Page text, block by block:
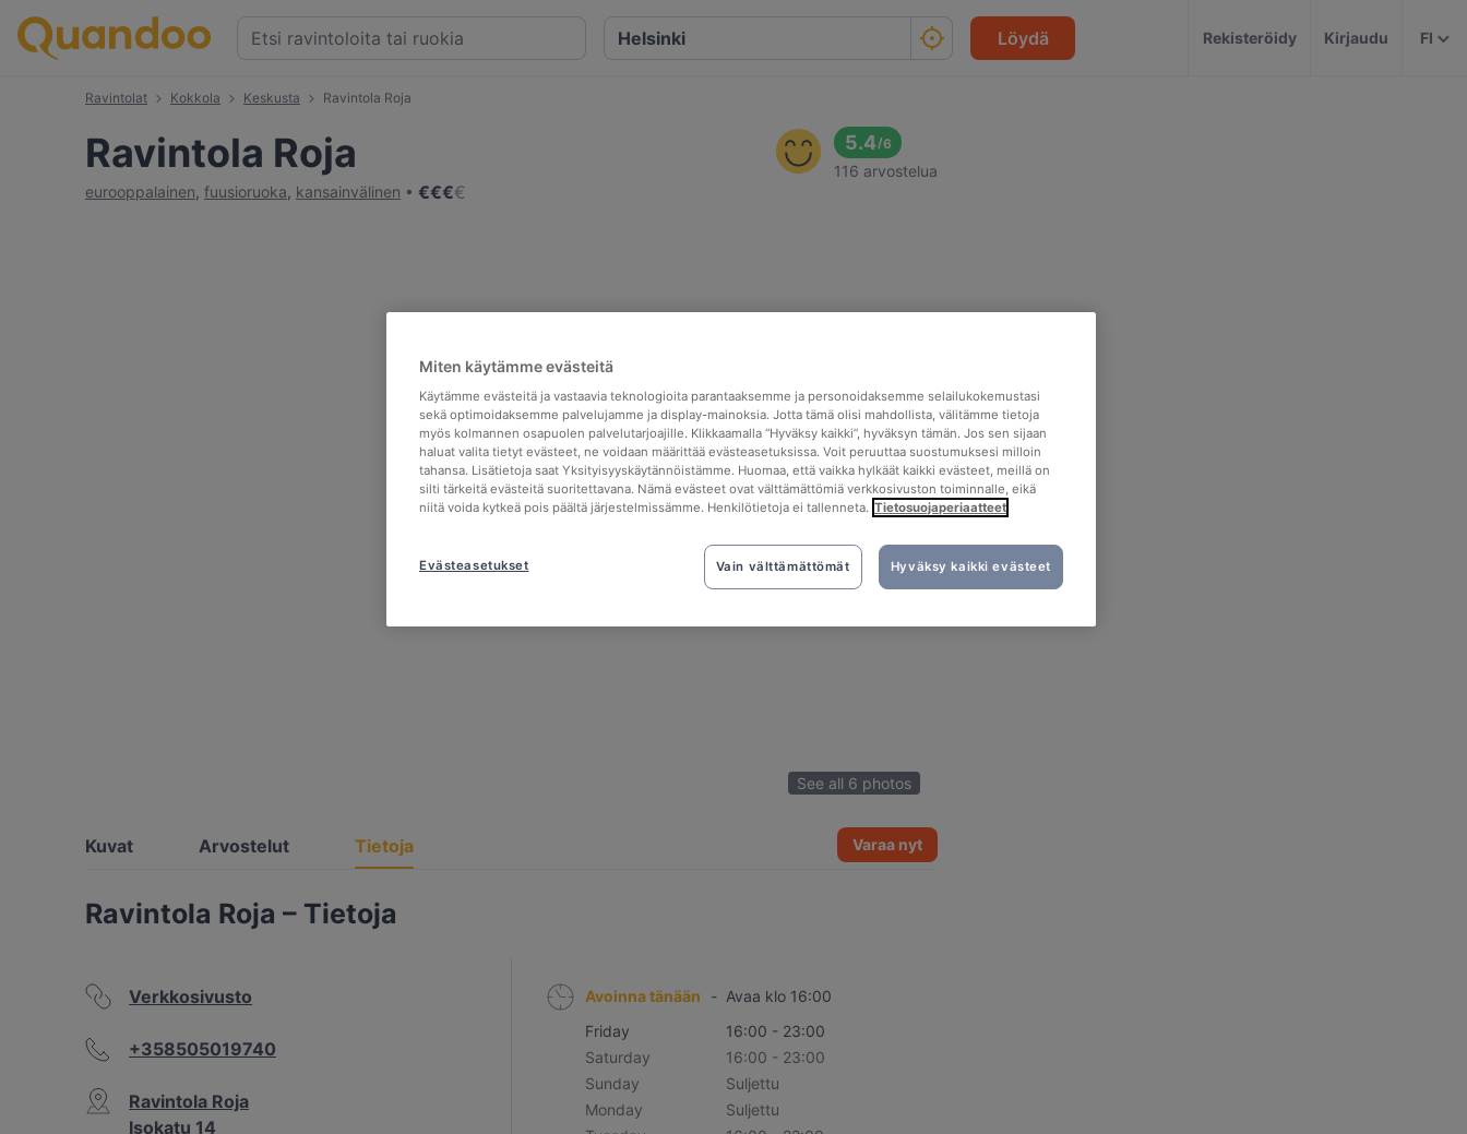
Löydä Rekisteröidy Kirjaudu FI
Ravintolat Kokkola Keskusta Ravintola Roja
Ravintola Roja
eurooppalainen, fuusioruoka, kansainvälinen €€€€
5.4/6
116 arvostelua
See all 6 photos
Kuvat Arvostelut Tietoja Varaa nyt
Ravintola Roja – Tietoja
Verkkosivusto
+358505019740
Ravintola Roja
Isokatu 14
Avoinna tänään - Avaa klo 16:00
Friday
16:00 - 23:00
Saturday
16:00 - 23:00
Sunday
Suljettu
Monday
Suljettu
Miten käytämme evästeitä
Käytämme evästeitä ja vastaavia teknologioita parantaaksemme ja personoidaksemme selailukokemustasi
sekä optimoidaksemme palvelujamme ja display-mainoksia. Jotta tämä olisi mahdollista, välitämme tietoja
myös kolmannen osapuolen palvelutarjoajille. Klikkaamalla “Hyväksy kaikki”, hyväksyn tämän. Jos sen sijaan
haluat valita tietyt evästeet, ne voidaan määrittää evästeasetuksissa. Voit peruuttaa suostumuksesi milloin
tahansa. Lisätietoja saat Yksityisyyskäytännöistämme. Huomaa, että vaikka hylkäät kaikki evästeet, meillä on
silti tärkeitä evästeitä suoritettavana. Nämä evästeet ovat välttämättömiä verkkosivuston toiminnalle, eikä
niitä voida kytkeä pois päältä järjestelmissämme. Henkilötietoja ei tallenneta. Tietosuojaperiaatteet
Vain välttämättömät Hyväksy kaikki evästeet
Evästeasetukset